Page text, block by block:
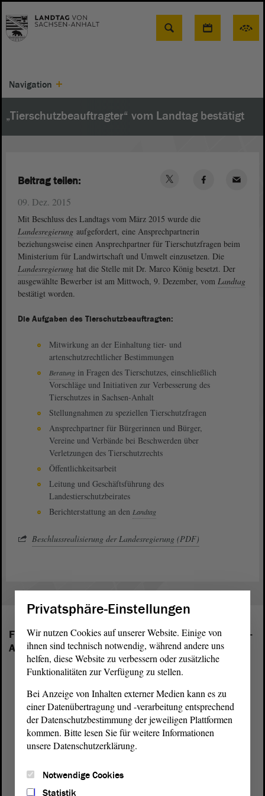
Suche
Navigation
„Tierschutzbeauftragter“ vom Landtag bestätigt
09. Dez. 2015
Mit Beschluss des Landtags vom März 2015 wurde die
Landesregierung aufgefordert, eine Ansprechpartnerin
beziehungsweise einen Ansprechpartner für Tierschutzfragen beim
Ministerium für Landwirtschaft und Umwelt einzusetzen. Die
Landesregierung hat die Stelle mit Dr. Marco König besetzt. Der
ausgewählte Bewerber ist am Mittwoch, 9. Dezember, vom Landtag
bestätigt worden.
Die Aufgaben des Tierschutzbeauftragten:
Mitwirkung an der Einhaltung tier- und
artenschutzrechtlicher Bestimmungen
Beratung in Fragen des Tierschutzes, einschließlich
Vorschläge und Initiativen zur Verbesserung des
Tierschutzes in Sachsen-Anhalt
Stellungnahmen zu speziellen Tierschutzfragen
Ansprechpartner für Bürgerinnen und Bürger,
Vereine und Verbände bei Beschwerden über
Verletzungen des Tierschutzrechts
Öffentlichkeitsarbeit
Leitung und Geschäftsführung des
Landestierschutzbeirates
Berichterstattung an den Landtag
Beschlussrealisierung der Landesregierung (PDF)
Beitrag teilen:
Folgende Fraktionen sind im Landtag von Sachsen-
Anhalt vertreten:
Privatsphäre-Einstellungen
Wir nutzen Cookies auf unserer Website. Einige von
ihnen sind technisch notwendig, während andere uns
helfen, diese Website zu verbessern oder zusätzliche
Funktionalitäten zur Verfügung zu stellen.
Bei Anzeige von Inhalten externer Medien kann es zu
einer Datenübertragung und -verarbeitung entsprechend
der Datenschutzbestimmung der jeweiligen Plattformen
kommen. Bitte lesen Sie für weitere Informationen
unsere Datenschutzerklärung.
Notwendige Cookies
Statistik